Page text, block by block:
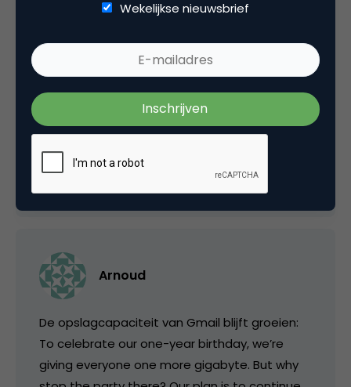
Gaaf!!! Op de startpagina van Gmail zie je de
grootte oplopen. Op dit moment heeft
iedereen zo’n 1,57 GB en waarschijnlijk heeft
iedereen om 23.59u 2 GB
Arnoud
De opslagcapaciteit van Gmail blijft groeien:
To celebrate our one-year birthday, we’re
giving everyone one more gigabyte. But why
Wekelijkse nieuwsbrief